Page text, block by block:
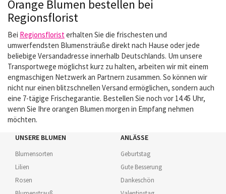
Orange Blumen bestellen bei
Regionsflorist
Bei Regionsfloristerhalten Sie die frischesten und
umwerfendsten Blumensträuße direkt nach Hause oder jede
beliebige Versandadresse innerhalb Deutschlands. Um unsere
Transportwege möglichst kurz zu halten, arbeiten wir mit einem
engmaschigen Netzwerk an Partnern zusammen. So können wir
nicht nur einen blitzschnellen Versand ermöglichen, sondern auch
eine 7-tägige Frischegarantie. Bestellen Sie noch vor 14.45 Uhr,
wenn Sie Ihre orangen Blumen morgen in Empfang nehmen
möchten.
UNSERE BLUMEN
Blumensorten
Lilien
Rosen
ANLÄSSE
Geburtstag
Gute Besserung
Dankeschön